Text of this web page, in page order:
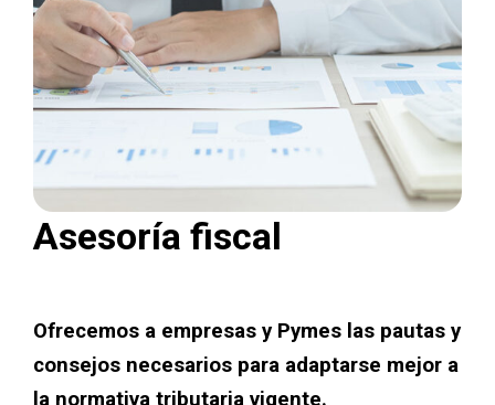
Asesoría fiscal
Ofrecemos a empresas y Pymes las pautas y
consejos necesarios para adaptarse mejor a
la normativa tributaria vigente.